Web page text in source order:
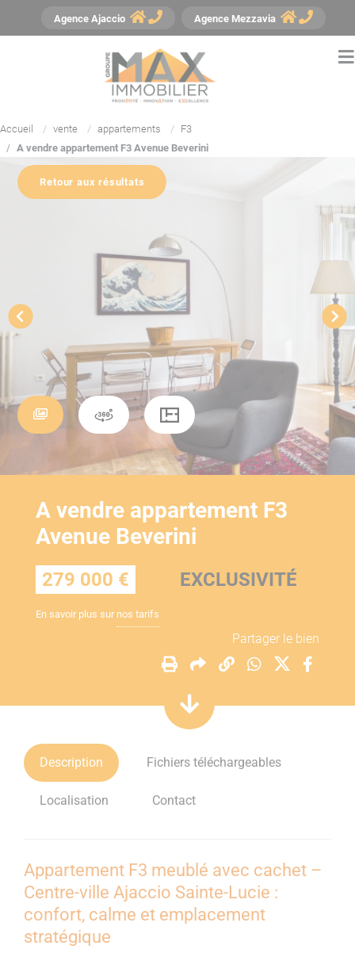
Agence Ajaccio Agence Mezzavia
Accueil vente appartements
F3
A vendre appartement F3 Avenue Beverini
Retour aux résultats
A vendre appartement F3
Avenue Beverini
279 000 € EXCLUSIVITÉ
En savoir plus sur nos tarifs
Partager le bien
Description Fichiers téléchargeables
Localisation Contact
Appartement F3 meublé avec cachet –
Centre-ville Ajaccio Sainte-Lucie :
confort, calme et emplacement
stratégique
Panneau de gestion des cookies